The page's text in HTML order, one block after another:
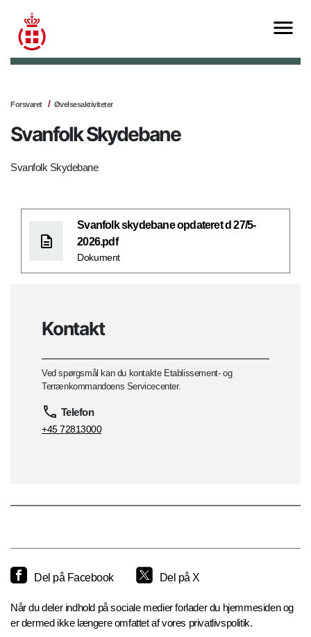
Forsvaret Øvelsesaktiviteter
Svanfolk Skydebane
Svanfolk Skydebane
Svanfolk skydebane opdateret d 27/5-
2026.pdf
Dokument
Kontakt
Ved spørgsmål kan du kontakte Etablissement- og
Terrænkommandoens Servicecenter.
Telefon
+45 72813000
Del på Facebook Del på X
Når du deler indhold på sociale medier forlader du hjemmesiden og
er dermed ikke længere omfattet af vores privatlivspolitik.